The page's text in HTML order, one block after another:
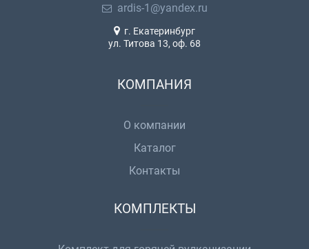
ardis-1@yandex.ru
г. Екатеринбург
ул. Титова 13, оф. 68
КОМПАНИЯ
О компании
Каталог
Контакты
КОМПЛЕКТЫ